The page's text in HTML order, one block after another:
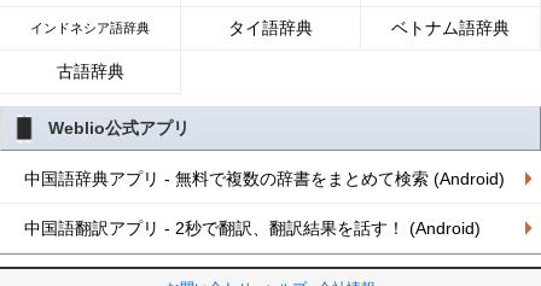
インドネシア語辞典 タイ語辞典 ベトナム語辞典
古語辞典
Weblio公式アプリ
中国語辞典アプリ - 無料で複数の辞書をまとめて検索 (Android)
中国語翻訳アプリ - 2秒で翻訳、翻訳結果を話す！ (Android)